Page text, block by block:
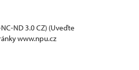
NC-ND 3.0 CZ) (Uveďte
www.npu.cz